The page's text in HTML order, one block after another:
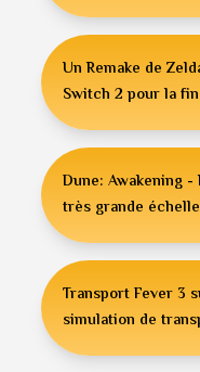
Un Remake de
Switch 2 pour la fin
Dune: Awakening
très grande échelle
Transport Fever 3
simulation de